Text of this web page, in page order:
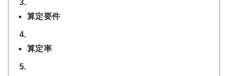
3.
算定要件
4.
算定率
5.